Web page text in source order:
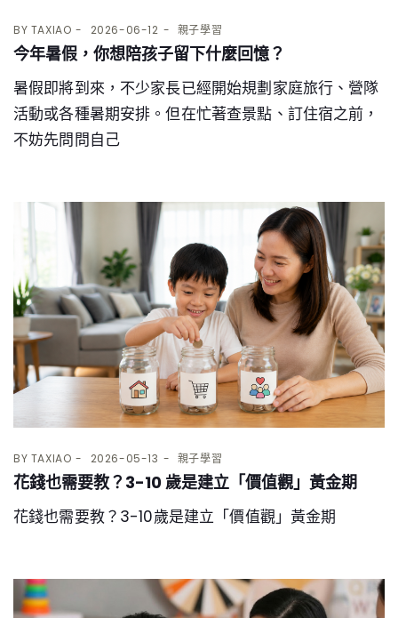
BY TAXIAO 2026-06-12 親子學習
今年暑假，你想陪孩子留下什麼回憶？
暑假即將到來，不少家長已經開始規劃家庭旅行、營隊
活動或各種暑期安排。但在忙著查景點、訂住宿之前，
不妨先問問自己
BY TAXIAO 2026-05-13 親子學習
花錢也需要教？3-10 歲是建立「價值觀」黃金期
花錢也需要教？3-10歲是建立「價值觀」黃金期